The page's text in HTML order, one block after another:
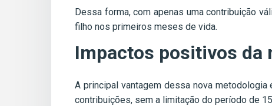
Dessa forma, com apenas uma contribuição
filho nos primeiros meses de vida.
Impactos positivos da
A principal vantagem dessa nova
contribuições, sem a limitação do período de